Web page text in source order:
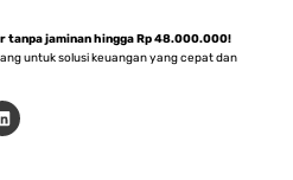
tanpa jaminan hingga Rp 48.000.000!
untuk solusi keuangan yang cepat dan
L
i
n